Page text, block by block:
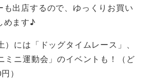
も出店するので、ゆっくりお買い
めます♪
には「ドッグタイムレース」、
ミニ運動会」のイベントも！（ど
）